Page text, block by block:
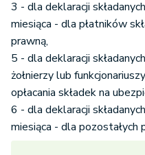
3 - dla deklaracji
miesiąca - dla płatników
prawną,
5 - dla deklaracji
żołnierzy lub
opłacania składek na
6 - dla deklaracji
miesiąca - dla pozostałych